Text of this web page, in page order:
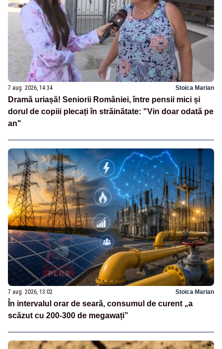
7 aug. 2026, 14:34 Stoica Marian
Dramă uriașă! Seniorii României, între pensii mici și
dorul de copiii plecați în străinătate: "Vin doar odată pe
an"
7 aug. 2026, 13:02 Stoica Marian
În intervalul orar de seară, consumul de curent „a
scăzut cu 200-300 de megawați”